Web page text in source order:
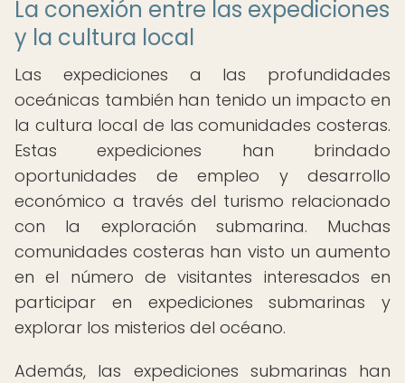
La conexión entre las expediciones
y la cultura local
Las expediciones a las profundidades
oceánicas también han tenido un impacto en
la cultura local de las comunidades costeras.
Estas expediciones han brindado
oportunidades de empleo y desarrollo
económico a través del turismo relacionado
con la exploración submarina. Muchas
comunidades costeras han visto un aumento
en el número de visitantes interesados en
participar en expediciones submarinas y
explorar los misterios del océano.
Además, las expediciones submarinas han